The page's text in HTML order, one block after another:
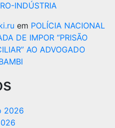
INDÚSTRIA
em POLÍCIA NACIONAL
DE IMPOR “PRISÃO
AO ADVOGADO
2026